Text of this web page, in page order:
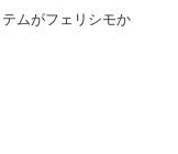
ムがフェリシモか